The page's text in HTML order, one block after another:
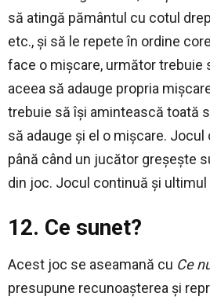
să atingă pământul cu cotul
etc., și să le repete în ordine
face o mișcare, următor trebuie
aceea să adauge propria
trebuie să își amintească toată
să adauge și el o mișcare.
până când un jucător greșește
din joc. Jocul continuă și
12. Ce sunet?
Acest joc se aseamană cu Ce
presupune recunoașterea și